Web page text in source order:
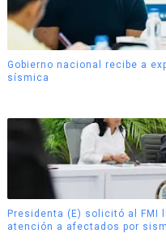
Gobierno nacional recibe a
sísmica
Presidenta (E) solicitó al FMI
atención a afectados por